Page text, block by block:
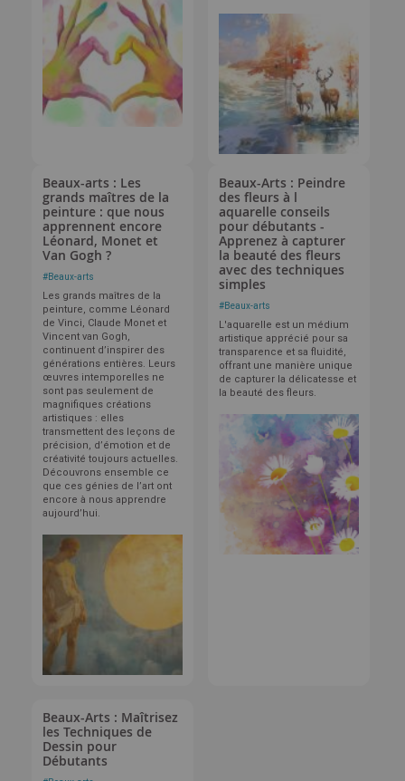
Beaux-arts : Les
grands maîtres de la
peinture : que nous
apprennent encore
Léonard, Monet et
Van Gogh ?
#Beaux-arts
Les grands maîtres de la
peinture, comme Léonard
de Vinci, Claude Monet et
Vincent van Gogh,
continuent d’inspirer des
générations entières. Leurs
œuvres intemporelles ne
sont pas seulement de
magnifiques créations
artistiques : elles
transmettent des leçons de
précision, d’émotion et de
créativité toujours actuelles.
Découvrons ensemble ce
que ces génies de l’art ont
encore à nous apprendre
aujourd’hui.
Beaux-Arts : Peindre
des fleurs à l
aquarelle conseils
pour débutants -
Apprenez à capturer
la beauté des fleurs
avec des techniques
simples
#Beaux-arts
L'aquarelle est un médium
artistique apprécié pour sa
transparence et sa fluidité,
offrant une manière unique
de capturer la délicatesse et
la beauté des fleurs.
Beaux-Arts : Maîtrisez
les Techniques de
Dessin pour
Débutants